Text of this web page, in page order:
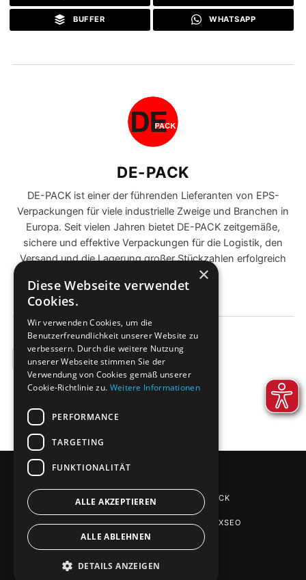
BUFFER WHATSAPP
DE-PACK
DE-PACK ist einer der führenden Lieferanten von EPS-
Verpackungen für viele industrielle Zweige und Branchen in
Europa. Seit vielen Jahren bietet DE-PACK zeitgemäße,
sichere und effektive Verpackungen für die Logistik, den
Versand und die Lagerung großer Stückzahlen erfolgreich
BEISPIELE
EPS-VERPACKUNGEN VON DE-PACK
SEO AGENTUR STUTTGART: PHOENIXSEO
×
Diese Webseite verwendet
Cookies.
Wir verwenden Cookies, um die
Benutzerfreundlichkeit unserer Website zu
verbessern. Durch die weitere Nutzung
unserer Webseite stimmen Sie der
Verwendung von Cookies gemäß unserer
Cookie-Richtlinie zu. Weitere Informationen
PERFORMANCE
TARGETING
FUNKTIONALITÄT
ALLE AKZEPTIEREN
ALLE ABLEHNEN
DETAILS ANZEIGEN